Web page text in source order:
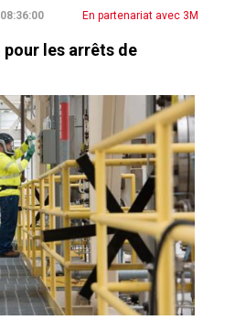
En partenariat avec 3M
les arrêts de